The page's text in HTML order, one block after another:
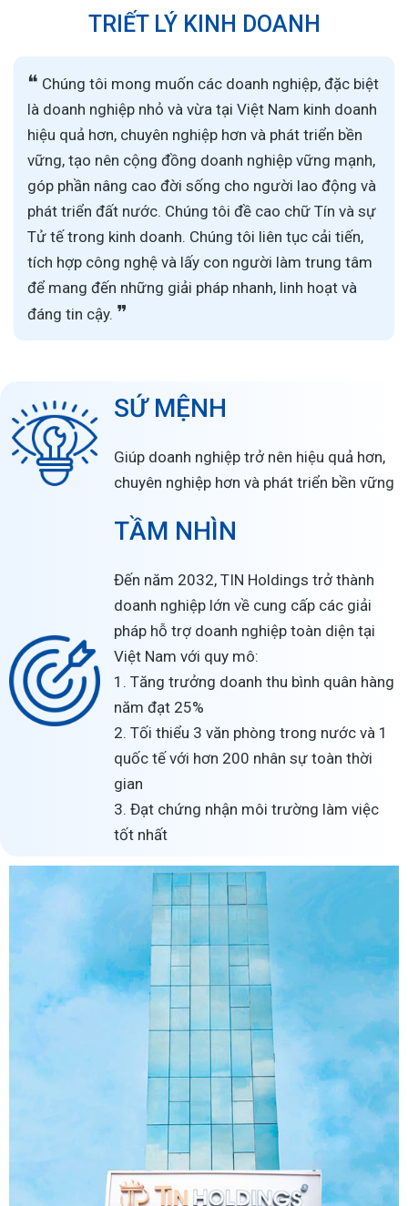
TRIẾT LÝ KINH DOANH
❝ Chúng tôi mong muốn các doanh nghiệp, đặc biệt
là doanh nghiệp nhỏ và vừa tại Việt Nam kinh doanh
hiệu quả hơn, chuyên nghiệp hơn và phát triển bền
vững, tạo nên cộng đồng doanh nghiệp vững mạnh,
góp phần nâng cao đời sống cho người lao động và
phát triển đất nước. Chúng tôi đề cao chữ Tín và sự
Tử tế trong kinh doanh. Chúng tôi liên tục cải tiến,
tích hợp công nghệ và lấy con người làm trung tâm
để mang đến những giải pháp nhanh, linh hoạt và
đáng tin cậy. ❞
SỨ MỆNH
Giúp doanh nghiệp trở nên hiệu quả hơn,
chuyên nghiệp hơn và phát triển bền vững
TẦM NHÌN
Đến năm 2032, TIN Holdings trở thành
doanh nghiệp lớn về cung cấp các giải
pháp hỗ trợ doanh nghiệp toàn diện tại
Việt Nam với quy mô:
1. Tăng trưởng doanh thu bình quân hàng
năm đạt 25%
2. Tối thiểu 3 văn phòng trong nước và 1
quốc tế với hơn 200 nhân sự toàn thời
gian
3. Đạt chứng nhận môi trường làm việc
tốt nhất